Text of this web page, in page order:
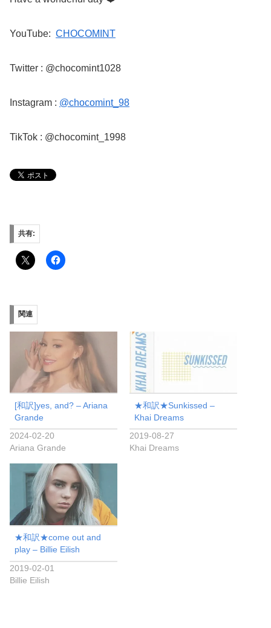
YouTube: CHOCOMINT
Twitter : @chocomint1028
Instagram : @chocomint_98
TikTok : @chocomint_1998
共有:
関連
[和訳]yes, and? – Ariana
Grande
2024-02-20
Ariana Grande
★和訳★Sunkissed –
Khai Dreams
2019-08-27
Khai Dreams
★和訳★come out and
play – Billie Eilish
2019-02-01
Billie Eilish